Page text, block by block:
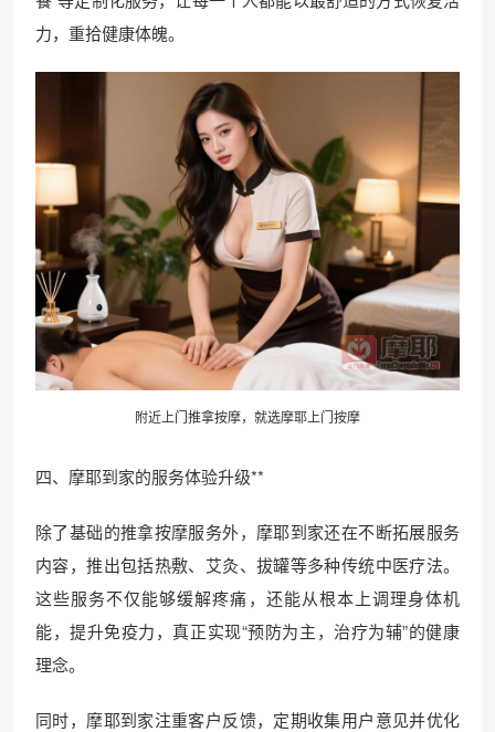
力，重拾健康体魄。
附近上门推拿按摩，就选摩耶上门按摩
四、摩耶到家的服务体验升级**
除了基础的推拿按摩服务外，摩耶到家还在不断拓展服务
内容，推出包括热敷、艾灸、拔罐等多种传统中医疗法。
这些服务不仅能够缓解疼痛，还能从根本上调理身体机
能，提升免疫力，真正实现“预防为主，治疗为辅”的健康
理念。
同时，摩耶到家注重客户反馈，定期收集用户意见并优化